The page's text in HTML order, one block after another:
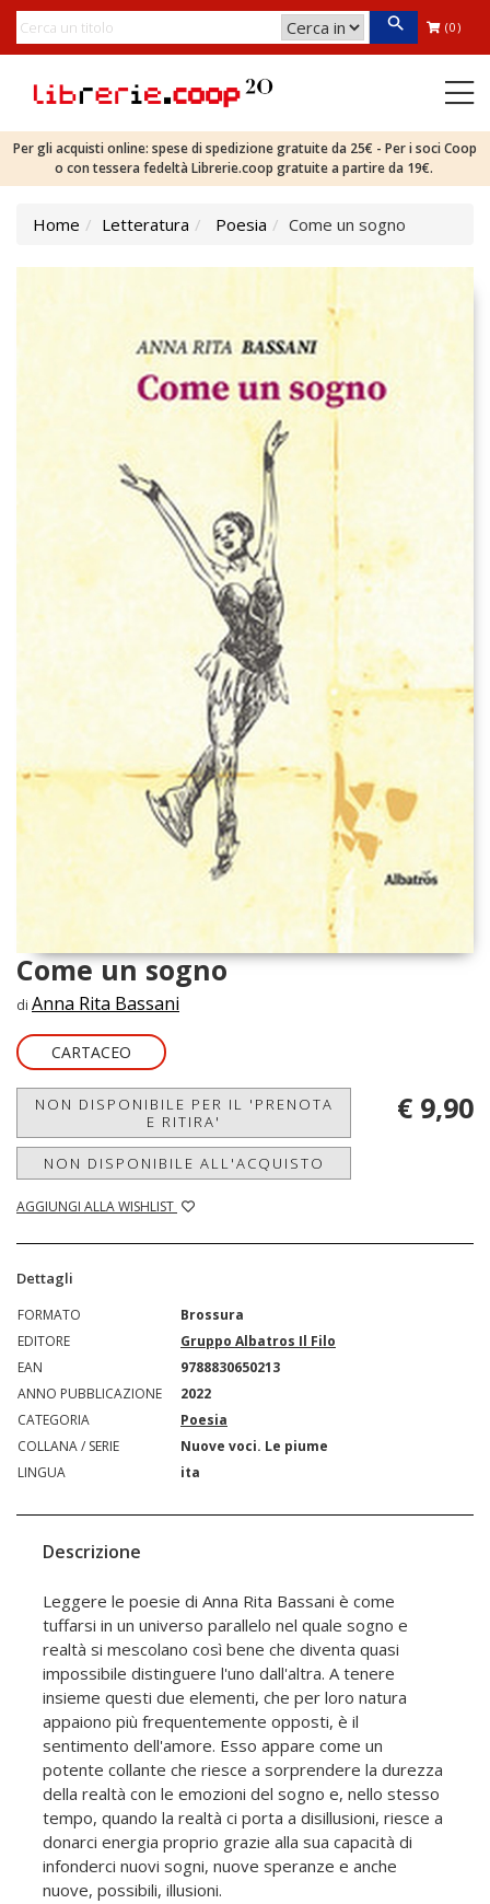
(0)
Per gli acquisti online: spese di spedizione gratuite da 25€ - Per i soci Coop
o con tessera fedeltà Librerie.coop gratuite a partire da 19€.
Home Letteratura Poesia Come un sogno
Come un sogno
di Anna Rita Bassani
CARTACEO
NON DISPONIBILE PER IL 'PRENOTA
E RITIRA'
NON DISPONIBILE ALL'ACQUISTO
AGGIUNGI ALLA WISHLIST
€ 9,90
Dettagli
FORMATO
Brossura
EDITORE
Gruppo Albatros Il Filo
EAN
9788830650213
ANNO PUBBLICAZIONE
2022
CATEGORIA
Poesia
COLLANA / SERIE
Nuove voci. Le piume
LINGUA
ita
Descrizione
Leggere le poesie di Anna Rita Bassani è come
tuffarsi in un universo parallelo nel quale sogno e
realtà si mescolano così bene che diventa quasi
impossibile distinguere l'uno dall'altra. A tenere
insieme questi due elementi, che per loro natura
appaiono più frequentemente opposti, è il
sentimento dell'amore. Esso appare come un
potente collante che riesce a sorprendere la durezza
della realtà con le emozioni del sogno e, nello stesso
tempo, quando la realtà ci porta a disillusioni, riesce a
donarci energia proprio grazie alla sua capacità di
infonderci nuovi sogni, nuove speranze e anche
nuove, possibili, illusioni.